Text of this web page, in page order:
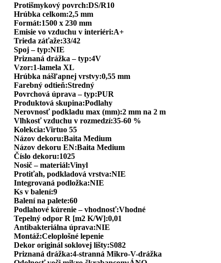
Protišmykový povrch:DS/R10
Hrúbka celkom:2,5 mm
Formát:1500 x 230 mm
Emisie vo vzduchu v interiéri:A+
Trieda záťaže:33/42
Spoj – typ:NIE
Priznaná drážka – typ:4V
Vzor:1-lamela XL
Hrúbka nášľapnej vrstvy:0,55 mm
Farebný odtieň:Stredný
Povrchová úprava – typ:PUR
Produktová skupina:Podlahy
Nerovnosť podkladu max (mm):2 mm na 2 m
Vlhkosť vzduchu v rozmedzí:35-60 %
Kolekcia:Virtuo 55
Názov dekoru:Baita Medium
Názov dekoru EN:Baita Medium
Číslo dekoru:1025
Nosič – materiál:Vinyl
Protiťah, podkladová vrstva:NIE
Integrovaná podložka:NIE
Ks v balení:9
Balení na palete:60
Podlahové kúrenie – vhodnosť:Vhodné
Tepelný odpor R [m2 K/W]:0,01
Antibakteriálna úprava:NIE
Montáž:Celoplošné lepenie
Dekor originál soklovej lišty:S082
Priznaná drážka:4-stranná Mikro-V-drážka